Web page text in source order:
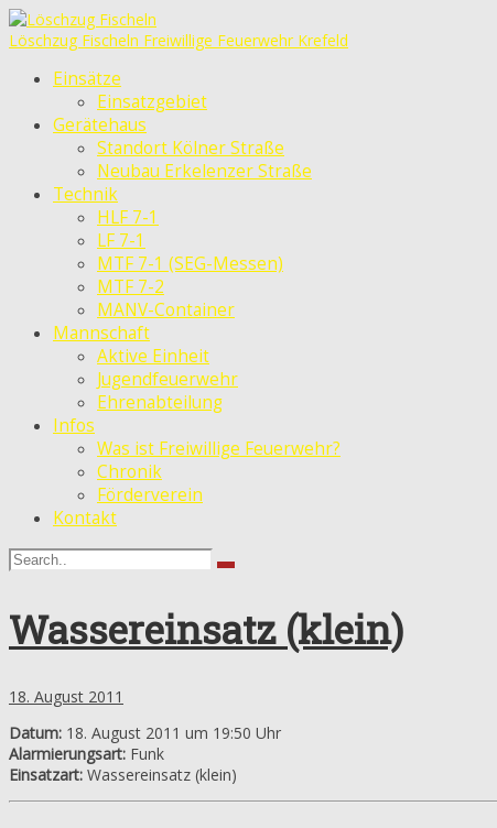
Löschzug Fischeln Freiwillige Feuerwehr Krefeld
Einsätze
Einsatzgebiet
Gerätehaus
Standort Kölner Straße
Neubau Erkelenzer Straße
Technik
HLF 7-1
LF 7-1
MTF 7-1 (SEG-Messen)
MTF 7-2
MANV-Container
Mannschaft
Aktive Einheit
Jugendfeuerwehr
Ehrenabteilung
Infos
Was ist Freiwillige Feuerwehr?
Chronik
Förderverein
Kontakt
Wassereinsatz (klein)
18. August 2011
Datum: 18. August 2011 um 19:50 Uhr
Alarmierungsart: Funk
Einsatzart: Wassereinsatz (klein)